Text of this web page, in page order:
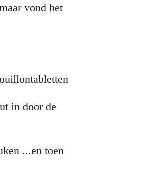
vond het
in door de
...en toen